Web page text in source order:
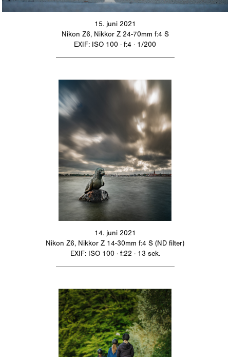
15. juni 2021
Nikon Z6, Nikkor Z 24-70mm f:4 S
EXIF: ISO 100 · f:4 · 1/200
14. juni 2021
Nikon Z6, Nikkor Z 14-30mm f:4 S (ND filter)
EXIF: ISO 100 · f:22 · 13 sek.